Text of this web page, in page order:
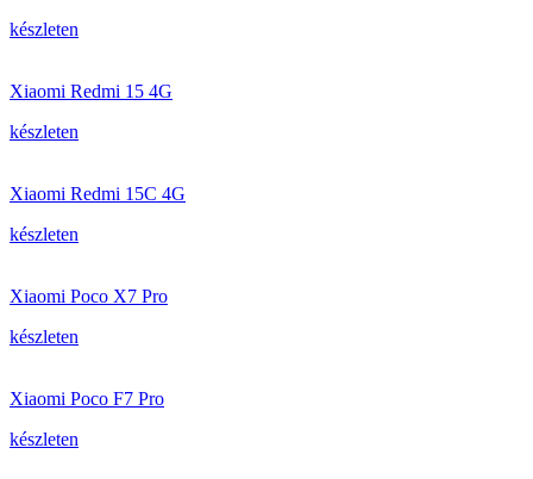
készleten
Xiaomi Redmi 15 4G
készleten
Xiaomi Redmi 15C 4G
készleten
Xiaomi Poco X7 Pro
készleten
Xiaomi Poco F7 Pro
készleten